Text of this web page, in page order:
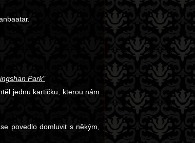
Park"
jednu kartičku, kterou nám
povedlo domluvit s někým,